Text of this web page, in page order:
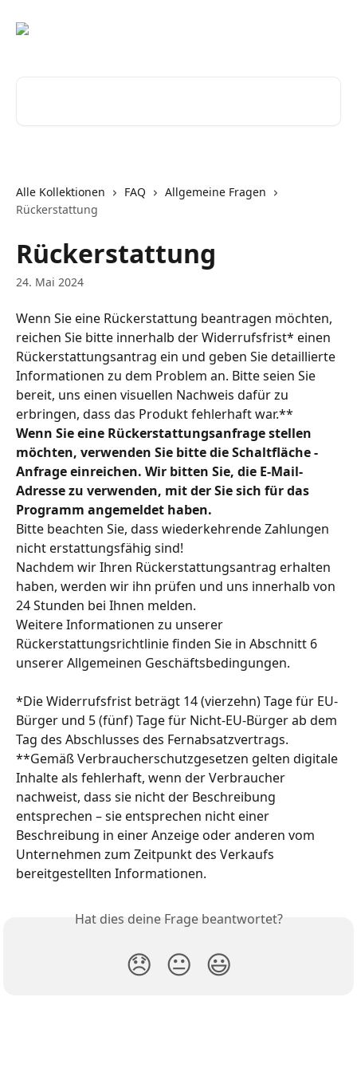
Alle Kollektionen FAQ
Allgemeine Fragen
Rückerstattung
Rückerstattung
24. Mai 2024
Wenn Sie eine Rückerstattung beantragen möchten,
reichen Sie bitte innerhalb der Widerrufsfrist* einen
Rückerstattungsantrag ein und geben Sie detaillierte
Informationen zu dem Problem an. Bitte seien Sie
bereit, uns einen visuellen Nachweis dafür zu
erbringen, dass das Produkt fehlerhaft war.**
Wenn Sie eine Rückerstattungsanfrage stellen
möchten, verwenden Sie bitte die Schaltfläche -
Anfrage einreichen. Wir bitten Sie, die E-Mail-
Adresse zu verwenden, mit der Sie sich für das
Programm angemeldet haben.
Bitte beachten Sie, dass wiederkehrende Zahlungen
nicht erstattungsfähig sind!
Nachdem wir Ihren Rückerstattungsantrag erhalten
haben, werden wir ihn prüfen und uns innerhalb von
24 Stunden bei Ihnen melden.
Weitere Informationen zu unserer
Rückerstattungsrichtlinie finden Sie in Abschnitt 6
unserer Allgemeinen Geschäftsbedingungen.
*Die Widerrufsfrist beträgt 14 (vierzehn) Tage für EU-
Bürger und 5 (fünf) Tage für Nicht-EU-Bürger ab dem
Tag des Abschlusses des Fernabsatzvertrags.
**Gemäß Verbraucherschutzgesetzen gelten digitale
Inhalte als fehlerhaft, wenn der Verbraucher
nachweist, dass sie nicht der Beschreibung
entsprechen – sie entsprechen nicht einer
Beschreibung in einer Anzeige oder anderen vom
Unternehmen zum Zeitpunkt des Verkaufs
bereitgestellten Informationen.
Hat dies deine Frage beantwortet?
😞 😐 😃